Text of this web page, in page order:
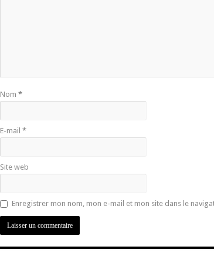
Nom *
E-mail *
Site web
Enregistrer mon nom, mon e-mail et mon site dans le